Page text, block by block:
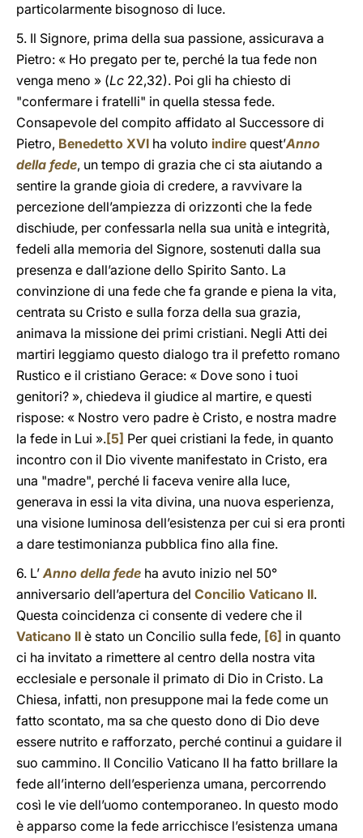
particolarmente bisognoso di luce.
5. Il Signore, prima della sua passione, assicurava a
Pietro: « Ho pregato per te, perché la tua fede non
venga meno » (Lc 22,32). Poi gli ha chiesto di
"confermare i fratelli" in quella stessa fede.
Consapevole del compito affidato al Successore di
Pietro, Benedetto XVI ha voluto indire quest’Anno
della fede, un tempo di grazia che ci sta aiutando a
sentire la grande gioia di credere, a ravvivare la
percezione dell’ampiezza di orizzonti che la fede
dischiude, per confessarla nella sua unità e integrità,
fedeli alla memoria del Signore, sostenuti dalla sua
presenza e dall’azione dello Spirito Santo. La
convinzione di una fede che fa grande e piena la vita,
centrata su Cristo e sulla forza della sua grazia,
animava la missione dei primi cristiani. Negli Atti dei
martiri leggiamo questo dialogo tra il prefetto romano
Rustico e il cristiano Gerace: « Dove sono i tuoi
genitori? », chiedeva il giudice al martire, e questi
rispose: « Nostro vero padre è Cristo, e nostra madre
la fede in Lui ».[5] Per quei cristiani la fede, in quanto
incontro con il Dio vivente manifestato in Cristo, era
una "madre", perché li faceva venire alla luce,
generava in essi la vita divina, una nuova esperienza,
una visione luminosa dell’esistenza per cui si era pronti
a dare testimonianza pubblica fino alla fine.
6. L’Anno della fede ha avuto inizio nel 50°
anniversario dell’apertura del Concilio Vaticano II.
Questa coincidenza ci consente di vedere che il
Vaticano II è stato un Concilio sulla fede, [6] in quanto
ci ha invitato a rimettere al centro della nostra vita
ecclesiale e personale il primato di Dio in Cristo. La
Chiesa, infatti, non presuppone mai la fede come un
fatto scontato, ma sa che questo dono di Dio deve
essere nutrito e rafforzato, perché continui a guidare il
suo cammino. Il Concilio Vaticano II ha fatto brillare la
fede all’interno dell’esperienza umana, percorrendo
così le vie dell’uomo contemporaneo. In questo modo
è apparso come la fede arricchisce l’esistenza umana